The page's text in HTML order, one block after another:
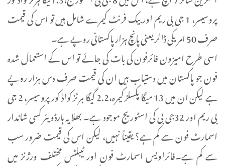
پروسیسر، 1 جی بی ریم اور بیک فرنٹ کیمرے شامل ہیں تو اس کی قیمت
صرف 50 امریکی ڈالر یعنی پانچ ہزار پاکستانی روپے ہے۔
اسی طرح امیزون فائرفون کی بات کی جائے تو اس کے استعمال شدہ
فون جو پاکستان میں دستیاب ہیں ان کی قیمت صرف دس ہزار روپے
ہے لیکن ان میں 13 میگا پکسلز کیمرہ،2.2 گیگا ہرٹز کواڈ کور پروسیسر، 2 جی
بی ریم اور 32جی بی کی اسٹوریج موجود ہے۔ بھلا یہ ہارڈویئر کسی شاندار
اسمارٹ فون سے کم ہے؟ یقیناً نہیں، لیکن اس کی قیمت ضرور سب
سے کم ہے۔فائراویس اسمارٹ فون اور ٹیبلٹس مختلف ورژنز میں